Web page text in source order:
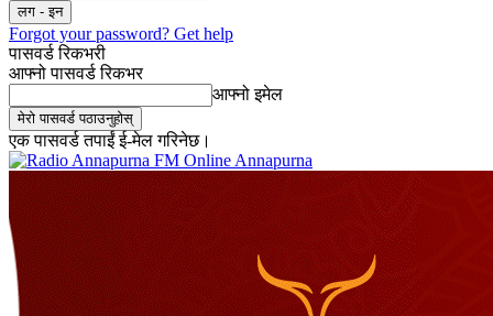
Forgot your password? Get help
पासवर्ड रिकभरी
आफ्नो पासवर्ड रिकभर
आफ्नो इमेल
एक पासवर्ड तपाईं ई-मेल गरिनेछ।
Online Annapurna